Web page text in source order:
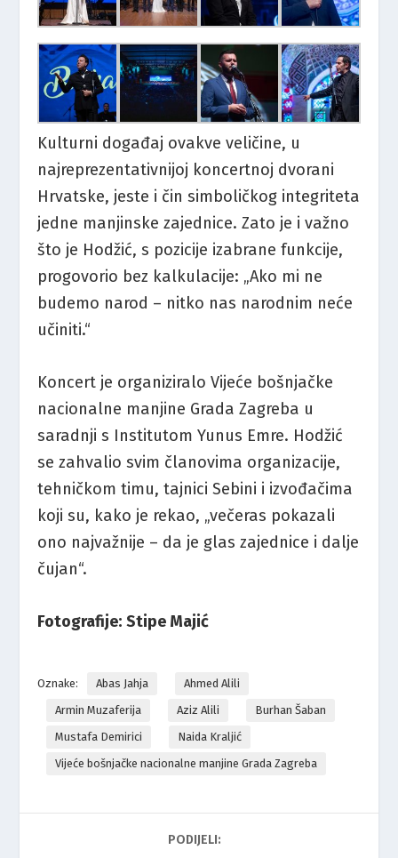
Kulturni događaj ovakve veličine, u
najreprezentativnijoj koncertnoj dvorani
Hrvatske, jeste i čin simboličkog integriteta
jedne manjinske zajednice. Zato je i važno
što je Hodžić, s pozicije izabrane funkcije,
progovorio bez kalkulacije: „Ako mi ne
budemo narod – nitko nas narodnim neće
učiniti.“
Koncert je organiziralo Vijeće bošnjačke
nacionalne manjine Grada Zagreba u
saradnji s Institutom Yunus Emre. Hodžić
se zahvalio svim članovima organizacije,
tehničkom timu, tajnici Sebini i izvođačima
koji su, kako je rekao, „večeras pokazali
ono najvažnije – da je glas zajednice i dalje
čujan“.
Fotografije: Stipe Majić
Oznake: Abas Jahja
Ahmed Alili
Armin Muzaferija
Aziz Alili
Burhan Šaban
Mustafa Demirici
Naida Kraljić
Vijeće bošnjačke nacionalne manjine Grada Zagreba
PODIJELI: